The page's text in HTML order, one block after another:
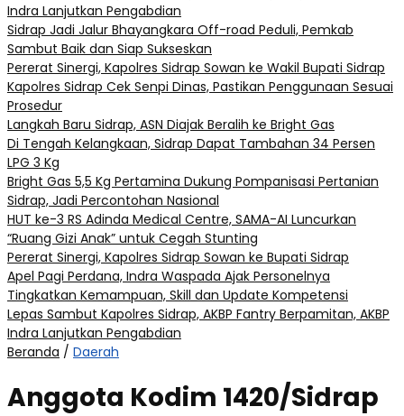
Indra Lanjutkan Pengabdian
Sidrap Jadi Jalur Bhayangkara Off-road Peduli, Pemkab
Sambut Baik dan Siap Sukseskan
Pererat Sinergi, Kapolres Sidrap Sowan ke Wakil Bupati Sidrap
Kapolres Sidrap Cek Senpi Dinas, Pastikan Penggunaan Sesuai
Prosedur
Langkah Baru Sidrap, ASN Diajak Beralih ke Bright Gas
Di Tengah Kelangkaan, Sidrap Dapat Tambahan 34 Persen
LPG 3 Kg
Bright Gas 5,5 Kg Pertamina Dukung Pompanisasi Pertanian
Sidrap, Jadi Percontohan Nasional
HUT ke-3 RS Adinda Medical Centre, SAMA-AI Luncurkan
“Ruang Gizi Anak” untuk Cegah Stunting
Pererat Sinergi, Kapolres Sidrap Sowan ke Bupati Sidrap
Apel Pagi Perdana, Indra Waspada Ajak Personelnya
Tingkatkan Kemampuan, Skill dan Update Kompetensi
Lepas Sambut Kapolres Sidrap, AKBP Fantry Berpamitan, AKBP
Indra Lanjutkan Pengabdian
Beranda / Daerah
Anggota Kodim 1420/Sidrap